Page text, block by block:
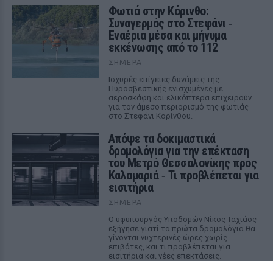
Φωτιά στην Κόρινθο:
Συναγερμός στο Στεφάνι ‑
Εναέρια μέσα και μήνυμα
εκκένωσης από το 112
ΣΉΜΕΡΑ
Ισχυρές επίγειες δυνάμεις της
Πυροσβεστικής ενισχυμένες με
αεροσκάφη και ελικόπτερα επιχειρούν
για τον άμεσο περιορισμό της φωτιάς
στο Στεφάνι Κορίνθου.
Απόψε τα δοκιμαστικά
δρομολόγια για την επέκταση
του Μετρό Θεσσαλονίκης προς
Καλαμαριά ‑ Τι προβλέπεται για
εισιτήρια
ΣΉΜΕΡΑ
Ο υφυπουργός Υποδομών Νίκος Ταχιάος
εξήγησε γιατί τα πρώτα δρομολόγια θα
γίνονται νυχτερινές ώρες χωρίς
επιβάτες, και τι προβλέπεται για
εισιτήρια και νέες επεκτάσεις.